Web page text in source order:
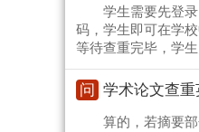
学生需要先登
码，学生即可在学
等待查重完毕，学
问 学术论文查
算的，若摘要